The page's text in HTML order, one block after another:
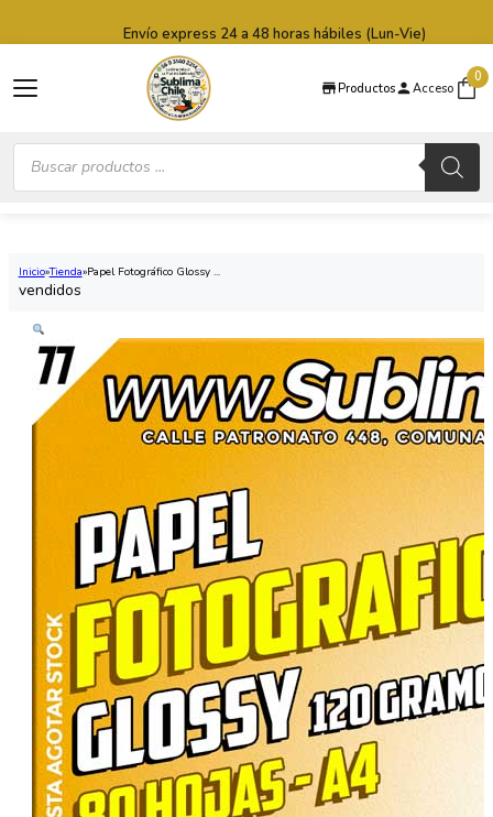
Productos Acceso
0
Búsqueda
productos
Envío express 24 a 48 horas hábiles (Lun-Vie)
Inicio Tienda Papel Fotográfico Glossy ...
vendidos